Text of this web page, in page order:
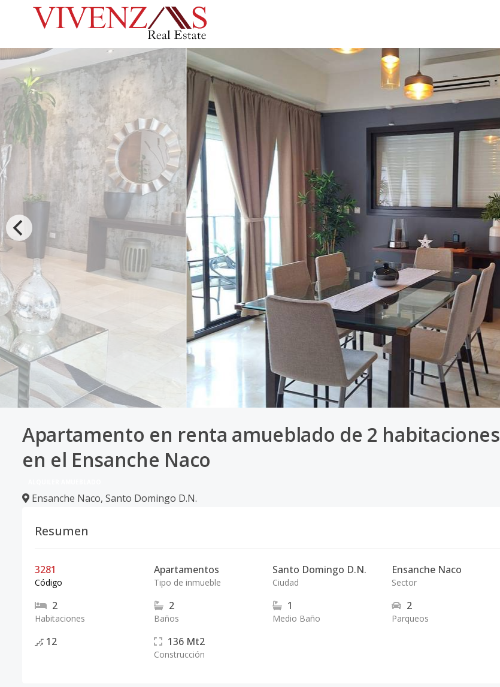
Apartamento en renta amueblado de 2 habitaciones
en el Ensanche Naco
Ensanche Naco, Santo Domingo D.N.
Resumen
3281
Código
Apartamentos
Tipo de inmueble
Santo Domingo D.N.
Ciudad
Ensanche Naco
Sector
2
Habitaciones
2
Baños
1
Medio Baño
2
Parqueos
12 136 Mt2
Construcción